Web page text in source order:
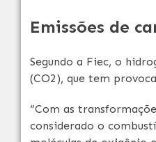
Emissões de
Segundo a Fiec, o
(CO2), que tem
“Com as
considerado o